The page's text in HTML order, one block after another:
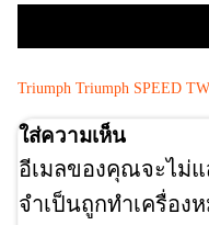
Triumph Triumph SPEED
ใส่ความเห็น
อีเมลของคุณจะไม่
จำเป็นถูกทำเครื่อง